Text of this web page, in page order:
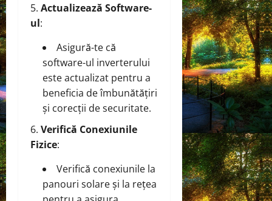
Actualizează Software-
ul:
Asigură-te că
software-ul inverterului
este actualizat pentru a
beneficia de îmbunătățiri
și corecții de securitate.
Verifică Conexiunile
Fizice:
Verifică conexiunile la
panouri solare și la rețea